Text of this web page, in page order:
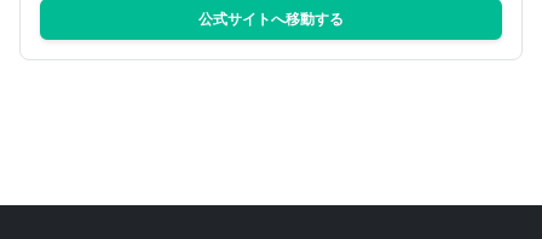
公式サイトへ移動する